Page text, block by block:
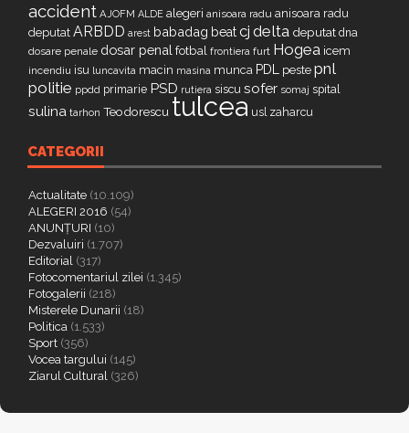
accident AJOFM ALDE alegeri anisoara radu anisoara radu
deputat ARBDD arest babadag beatcj delta deputat dna
dosare penale dosar penal fotbal frontiera furt Hogea icem
incendiu isu luncavita macin masina munca PDL peste pnl
politie ppdd primarie PSD rutiera siscu sofer somaj spital
sulina tarhon Teodorescu tulcea usl zaharcu
CATEGORII
Actualitate (10.109)
ALEGERI 2016 (54)
ANUNȚURI (10)
Dezvaluiri (1.707)
Editorial (317)
Fotocomentariul zilei (1.345)
Fotogalerii (218)
Misterele Dunarii (18)
Politica (1.533)
Sport (356)
Vocea targului (145)
Ziarul Cultural (326)